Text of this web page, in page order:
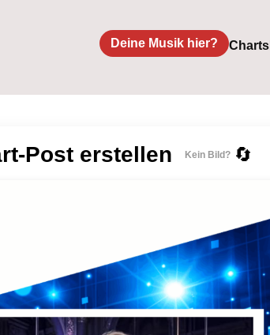
Deine Musik hier? Charts
Post erstellen Kein Bild? 🔄